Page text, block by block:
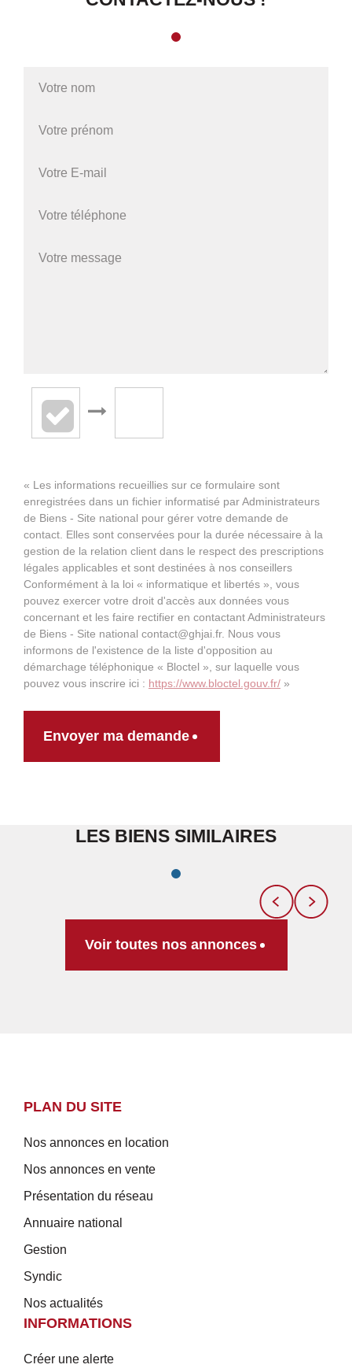
« Les informations recueillies sur ce formulaire sont
enregistrées dans un fichier informatisé par Administrateurs
de Biens - Site national pour gérer votre demande de
contact. Elles sont conservées pour la durée nécessaire à la
gestion de la relation client dans le respect des prescriptions
légales applicables et sont destinées à nos conseillers
Conformément à la loi « informatique et libertés », vous
pouvez exercer votre droit d'accès aux données vous
concernant et les faire rectifier en contactant Administrateurs
de Biens - Site national contact@ghjai.fr. Nous vous
informons de l'existence de la liste d'opposition au
démarchage téléphonique « Bloctel », sur laquelle vous
pouvez vous inscrire ici : https://www.bloctel.gouv.fr/ »
Envoyer ma demande
LES BIENS SIMILAIRES
Voir toutes nos annonces
PLAN DU SITE
Nos annonces en location
Nos annonces en vente
Présentation du réseau
Annuaire national
Gestion
Syndic
Nos actualités
INFORMATIONS
Créer une alerte